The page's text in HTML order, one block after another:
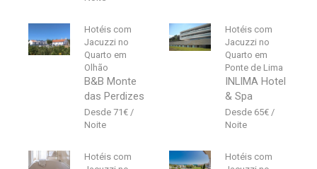
Hotéis com
Jacuzzi no
Quarto em
Olhão
B&B Monte
das Perdizes
71€
Hotéis com
Jacuzzi no
Quarto em
Ponte de Lima
INLIMA Hotel
& Spa
65€
Hotéis com
Hotéis com